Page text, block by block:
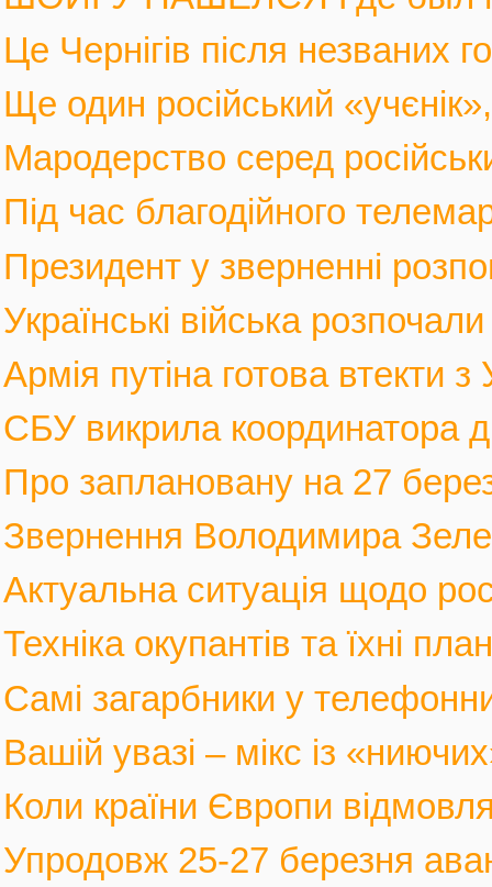
Це Чернігів після незваних
Ще один російський
Мародерство серед
Під час благодійного
Президент у зверненні
Українські війська
Армія путіна готова втекти
СБУ викрила координатора
Про заплановану на 27
Звернення Володимира
Актуальна ситуація щодо
Техніка окупантів та їхні
Самі загарбники у
Вашій увазі – мікс із
Коли країни Європи
Упродовж 25-27 березня